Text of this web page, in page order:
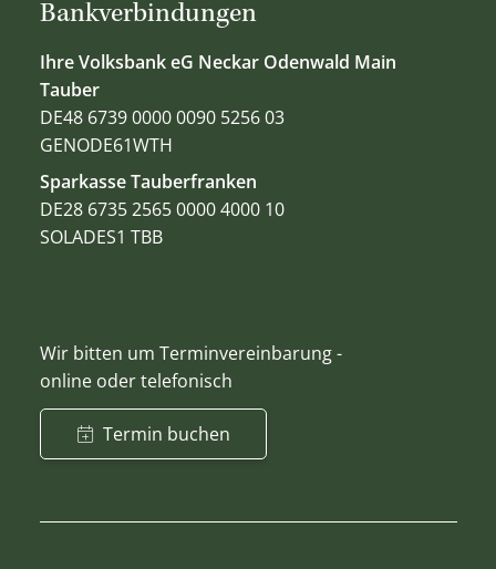
Bankverbindungen
Ihre Volksbank eG Neckar Odenwald Main
Tauber
DE48 6739 0000 0090 5256 03
GENODE61WTH
Sparkasse Tauberfranken
DE28 6735 2565 0000 4000 10
SOLADES1 TBB
Wir bitten um Terminvereinbarung -
online oder telefonisch
Termin buchen